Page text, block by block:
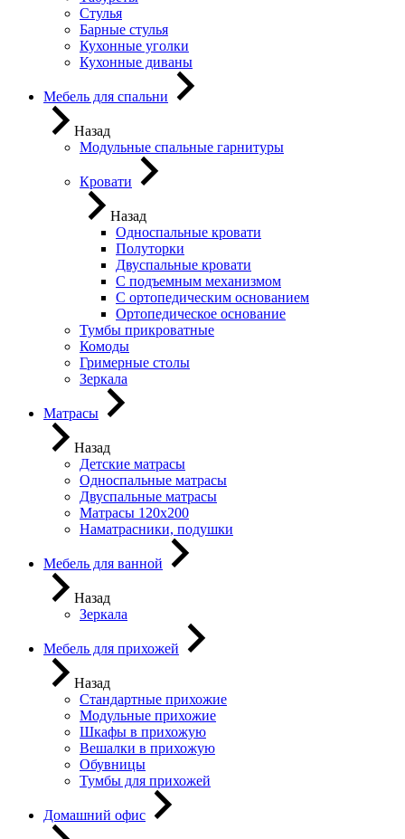
Стулья
Барные стулья
Кухонные уголки
Кухонные диваны
Мебель для спальни
Назад
Модульные спальные гарнитуры
Кровати
Назад
Односпальные кровати
Полуторки
Двуспальные кровати
С подъемным механизмом
С ортопедическим основанием
Ортопедическое основание
Тумбы прикроватные
Комоды
Гримерные столы
Зеркала
Матрасы
Назад
Детские матрасы
Односпальные матрасы
Двуспальные матрасы
Матрасы 120х200
Наматрасники, подушки
Мебель для ванной
Назад
Зеркала
Мебель для прихожей
Назад
Стандартные прихожие
Модульные прихожие
Шкафы в прихожую
Вешалки в прихожую
Обувницы
Тумбы для прихожей
Домашний офис